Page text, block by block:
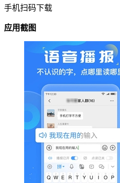
手机扫码下载
应用截图